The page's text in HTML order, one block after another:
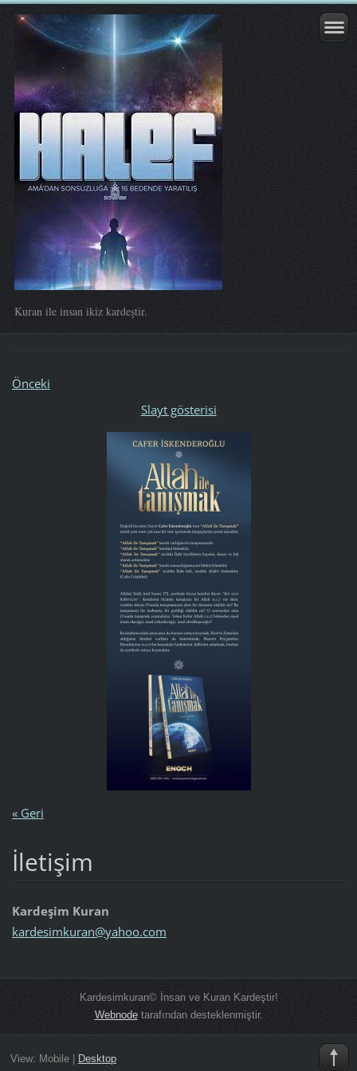
Kuran ile insan ikiz kardeştir.
Önceki
Slayt gösterisi
« Geri
İletişim
Kardeşim Kuran
kardesimkuran@yahoo.com
Kardesimkuran© İnsan ve Kuran Kardeştir!
Webnodetarafından desteklenmiştir.
View: Mobile| Desktop